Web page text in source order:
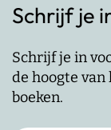
Schrijf je
Schrijf je in
de hoogte
boeken.